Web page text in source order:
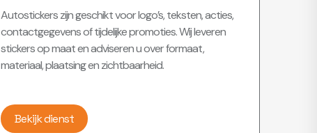
Autostickers zijn geschikt voor logo’s, teksten, acties,
contactgegevens of tijdelijke promoties. Wij leveren
stickers op maat en adviseren u over formaat,
materiaal, plaatsing en zichtbaarheid.
Bekijk dienst